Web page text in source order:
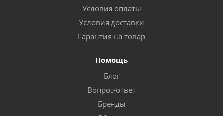
Условия оплаты
Условия доставки
Гарантия на товар
Помощь
Блог
Вопрос-ответ
Бренды